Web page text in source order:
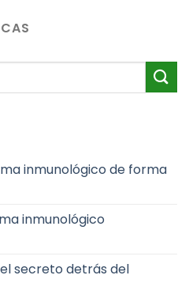
inmunológico de forma
inmunológico
secreto detrás del